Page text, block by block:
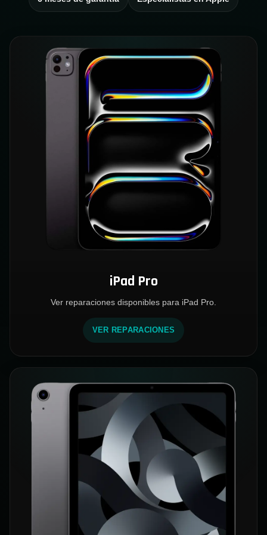
iPad Pro
Ver reparaciones disponibles para iPad Pro.
VER REPARACIONES